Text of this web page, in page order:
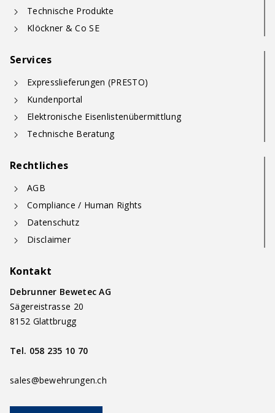
Technische Produkte
Klöckner & Co SE
Services
Expresslieferungen (PRESTO)
Kundenportal
Elektronische Eisenlistenübermittlung
Technische Beratung
Rechtliches
AGB
Compliance / Human Rights
Datenschutz
Disclaimer
Kontakt
Debrunner Bewetec AG
Sägereistrasse 20
8152 Glattbrugg
Tel. 058 235 10 70
sales@bewehrungen.ch